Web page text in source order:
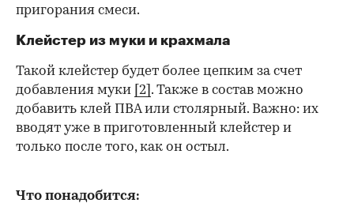
пригорания смеси.
Клейстер из муки и крахмала
Такой клейстер будет более цепким за счет
добавления муки [2] . Также в состав можно
добавить клей ПВА или столярный. Важно: их
вводят уже в приготовленный клейстер и
только после того, как он остыл.
Что понадобится: